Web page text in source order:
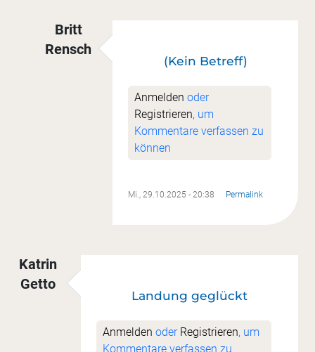
Britt
Rensch
Mini-UFOs gelandetvon
(Kein Betreff)
Anmelden oder
Registrieren, um
Kommentare verfassen zu
können
Mi., 29.10.2025 - 20:38 Permalink
Katrin
Getto
Landung geglückt
Anmelden oder Registrieren, um
Kommentare verfassen zu